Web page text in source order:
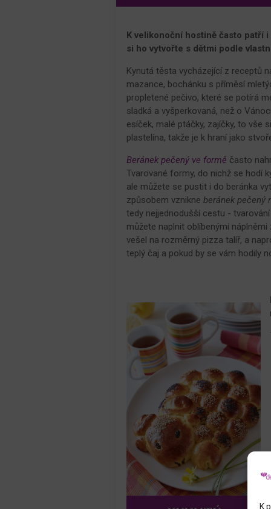
K
K velikonoční hostině často patří
si ho vytvořte s dětmi podle
Kynutá těsta vycházející z receptů
mazance, bochánku s příměsí
propletené pečivo, které se potírá
sladká a vyšperkovaná, než o
esíček, malé ptáčky, zajíčky, to vše
plastelína, takže je k hraní jako
Beránek pečený ve formě často
Tvarované formy, do nichž se hodí
ale můžete se pustit i do beránka
způsobem vznikneberánek pečený
tedy nejjednodušší cestu -
můžete naplnit oblíbenými
vešel na rozměrný pizza talíř, a
teplý čaj a pokud by se vám hodily